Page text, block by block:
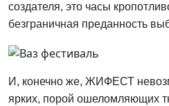
создателя, это часы
безграничная преданность
И, конечно же, ЖИФЕСТ
ярких, порой ошеломляющих